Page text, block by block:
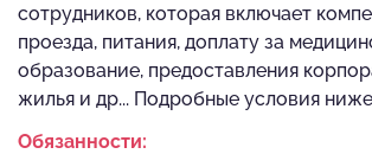
сотрудников, которая включает
проезда, питания, доплату за
образование, предоставления
жилья и др... Подробные условия
Обязанности: